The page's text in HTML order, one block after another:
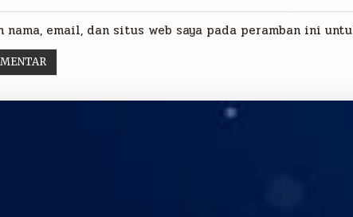
nama, email, dan situs web saya pada peramban ini